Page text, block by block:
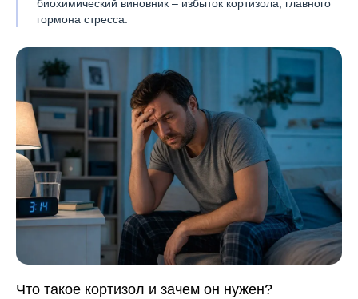
биохимический виновник – избыток кортизола, главного
гормона стресса.
Что такое кортизол и зачем он нужен?